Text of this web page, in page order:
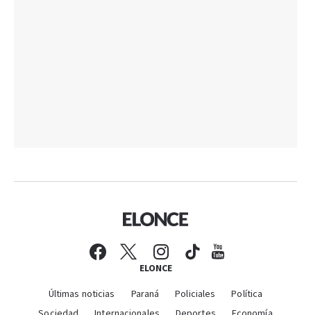
ELONCE
Últimas noticias Paraná Policiales
Política